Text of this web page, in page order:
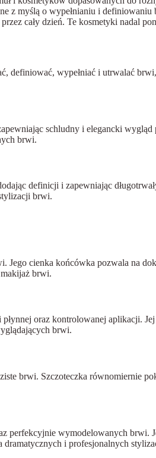
z myślą o wypełnianiu i
cały dzień. Te kosmetyki nadal
definiować, wypełniać i utrwalać
schludny i elegancki wygląd
brwi.
definicji i zapewniając
brwi.
cienka końcówka pozwala na
brwi.
oraz kontrolowanej aplikacji.
brwi.
brwi. Szczoteczka równomiernie
perfekcyjnie wymodelowanych
i profesjonalnych